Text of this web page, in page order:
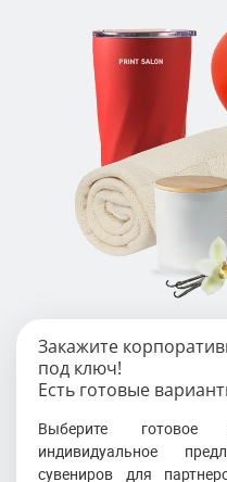
Закажите
под ключ!
Есть готовые
Выберите
индивидуальное
сувениров для